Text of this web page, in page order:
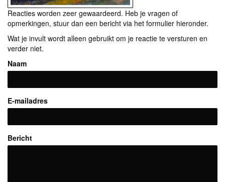
Reacties worden zeer gewaardeerd. Heb je vragen of
opmerkingen, stuur dan een bericht via het formulier hieronder.
Wat je invult wordt alleen gebruikt om je reactie te versturen en
verder niet.
Naam
E-mailadres
Bericht